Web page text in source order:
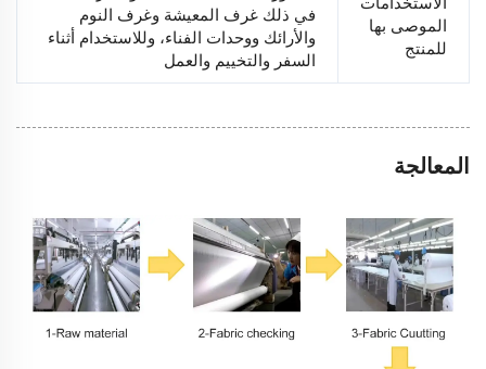
الموصى بها
للمنتج
في ذلك غرف المعيشة وغرف النوم
والأرائك ووحدات الفناء، وللاستخدام أثناء
السفر والتخييم والعمل
المعالجة